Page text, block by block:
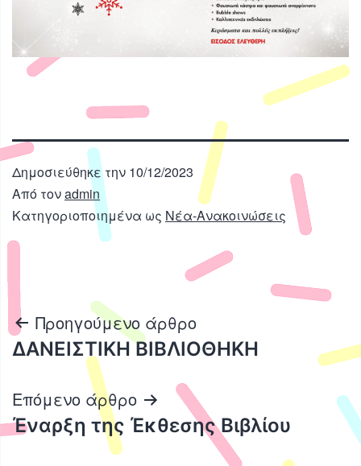
Δημοσιεύθηκε την 10/12/2023
Από τονadmin
Κατηγοριοποιημένα ως Νέα-Ανακοινώσεις
Πλοήγηση
άρθρων
Προηγούμενο άρθρο
ΔΑΝΕΙΣΤΙΚΗ ΒΙΒΛΙΟΘΗΚΗ
Επόμενο άρθρο
Έναρξη της Έκθεσης Βιβλίου